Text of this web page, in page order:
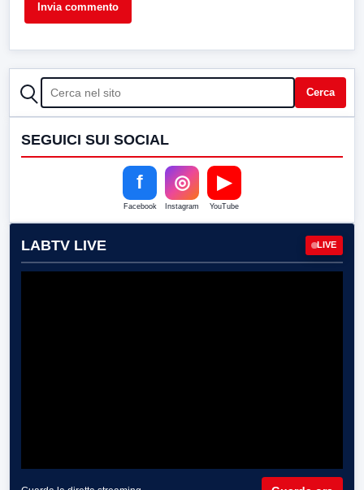
CERCA Cerca
SEGUICI SUI SOCIAL
f
Facebook
◎
Instagram
▶
YouTube
LABTV LIVE LIVE